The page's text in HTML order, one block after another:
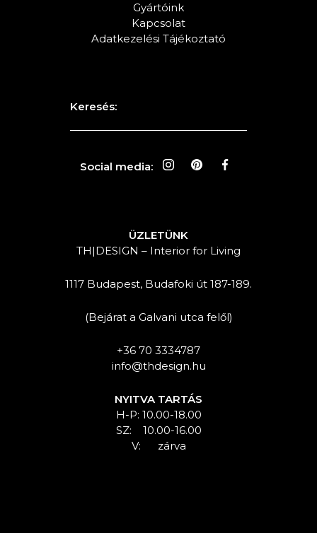
Gyártóink
Kapcsolat
Adatkezelési Tájékoztató
Keresés:
Social media:
ÜZLETÜNK
TH|DESIGN – Interior for Living
1117 Budapest, Budafoki út 187-189.
(Bejárat a Galvani utca felől)
+36 70 3334787
info@thdesign.hu
NYITVA TARTÁS
H-P: 10.00-18.00
SZ: 10.00-16.00
V: zárva